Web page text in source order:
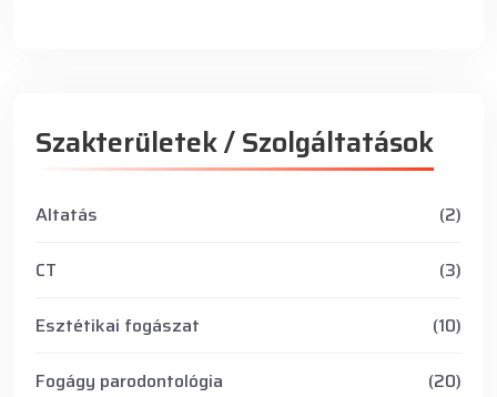
Szakterületek / Szolgáltatások
Altatás
(2)
CT
(3)
Esztétikai fogászat
(10)
Fogágy parodontológia
(20)